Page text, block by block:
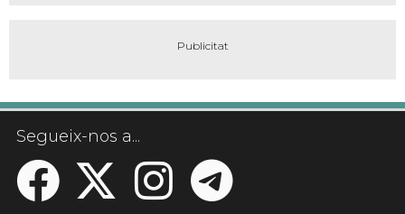
Segueix-nos a...